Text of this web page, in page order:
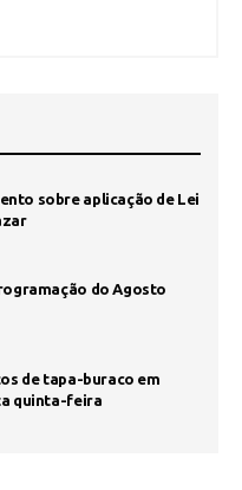
sobre aplicação de Lei
do Agosto
de tapa-buraco em
quinta-feira